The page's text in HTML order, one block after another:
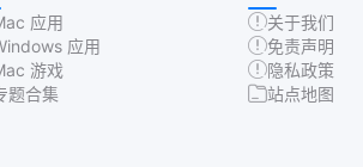
应用
应用
游戏
题合集
关于我们
免责声明
隐私政策
站点地图